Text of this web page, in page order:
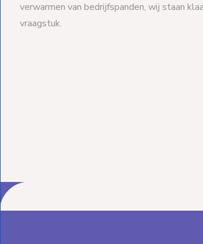
verwarmen van bedrijfspanden, wij staan
vraagstuk.